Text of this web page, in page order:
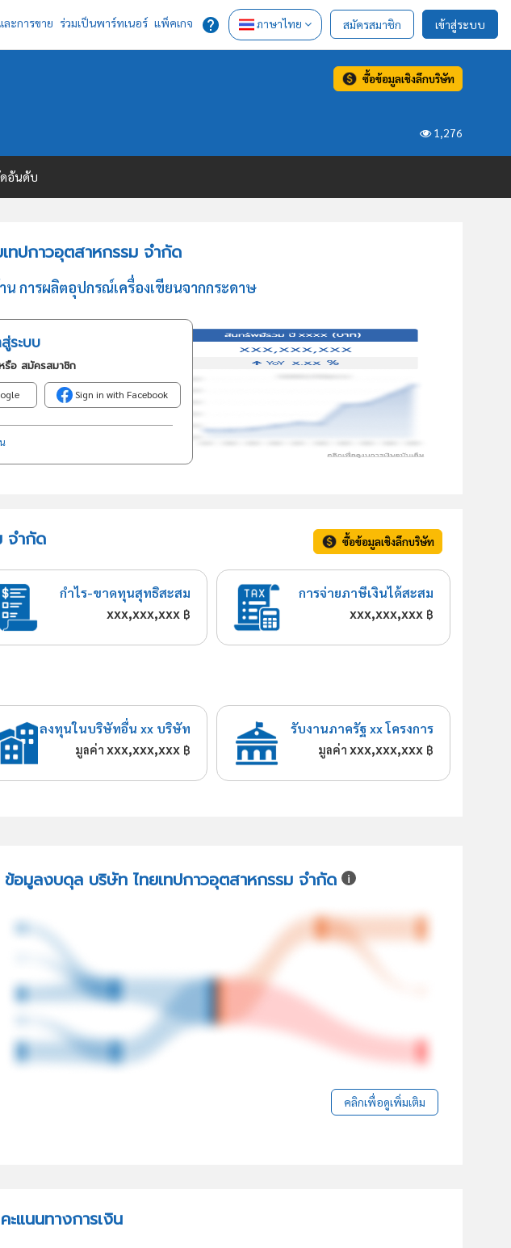
ละการขาย ร่วมเป็นพาร์ทเนอร์ แพ็คเกจ ภาษาไทย สมัครสมาชิก เข้าสู่ระบบ
ซื้อข้อมูลเชิงลึกบริษัท
1,276
อันดับ
ทปกาวอุตสาหกรรม จำกัด
การผลิตอุปกรณ์เครื่องเขียนจากกระดาษ
ระบบ
รือ สมัครสมาชิก
Sign in with Facebook
จำกัด ซื้อข้อมูลเชิงลึกบริษัท
กำไร-ขาดทุนสุทธิสะสม
xxx,xxx,xxx ฿
การจ่ายภาษีเงินได้สะสม
xxx,xxx,xxx ฿
ลงทุนในบริษัทอื่น xx บริษัท
มูลค่าxxx,xxx,xxx ฿
รับงานภาครัฐ xx โครงการ
มูลค่าxxx,xxx,xxx ฿
ข้อมูลงบดุล บริษัท ไทยเทปกาวอุตสาหกรรม จำกัด
คลิกเพื่อดูเพิ่มเติม
คะแนนทางการเงิน